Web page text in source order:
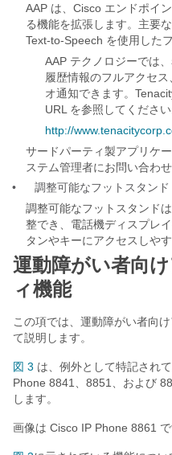
AAP は、Cisco エンドポイ
る機能を拡張します。主要
Text-to-Speech を使用した
AAP テクノロジーでは
履歴情報のフルアクセ
オ通知できます。
URL を参照してください
http://
サードパーティ製アプリケ
ステム管理者にお問い合わせ
•
調整可能なフットスタンド
調整可能なフットスタンド
整でき、電話機ディスプレ
タンやキーにアクセスしや
運動障がい者向
ィ機能
この項では、運動障がい者向
て説明します。
図 3 は、例外として特記され
Phone 8841、8851、および
します。
画像は Cisco IP Phone 8861 で